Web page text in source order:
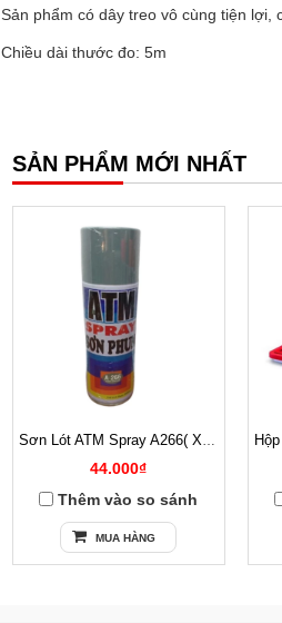
Sản phẩm có dây treo vô cùng tiện lợi,
Chiều dài thước đo: 5m
SẢN PHẨM MỚI NHẤT
Sơn Lót ATM Spray A266( Xám )
44.000₫
Thêm vào so sánh
MUA HÀNG